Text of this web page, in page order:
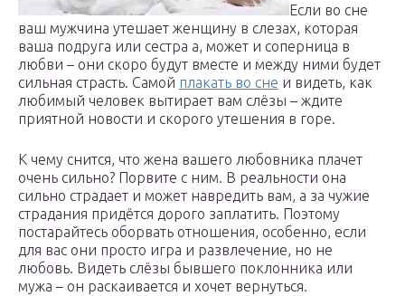
Если во сне
ваш мужчина утешает женщину в слезах, которая
ваша подруга или сестра а, может и соперница в
любви – они скоро будут вместе и между ними будет
сильная страсть. Самой плакать во сне и видеть, как
любимый человек вытирает вам слёзы – ждите
приятной новости и скорого утешения в горе.
К чему снится, что жена вашего любовника плачет
очень сильно? Порвите с ним. В реальности она
сильно страдает и может навредить вам, а за чужие
страдания придётся дорого заплатить. Поэтому
постарайтесь оборвать отношения, особенно, если
для вас они просто игра и развлечение, но не
любовь. Видеть слёзы бывшего поклонника или
мужа – он раскаивается и хочет вернуться.